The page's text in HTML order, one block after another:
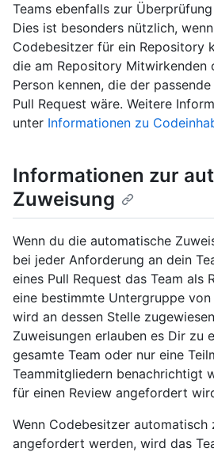
Teams ebenfalls zur
Dies ist besonders nützlich,
Codebesitzer für ein Repository
die am Repository Mitwirkenden
Person kennen, die der
Pull Request wäre. Weitere
unter Informationen zu
Informationen zur
Zuweisung
Wenn du die automatische
bei jeder Anforderung an dein
eines Pull Request das Team als
eine bestimmte Untergruppe
wird an dessen Stelle
Zuweisungen erlauben es Dir zu
gesamte Team oder nur eine
Teammitgliedern benachrichtigt
für einen Review angefordert
Wenn Codebesitzer automatisch
angefordert werden, wird das